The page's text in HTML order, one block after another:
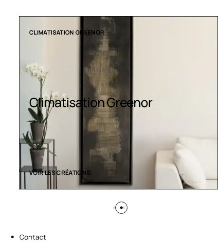
COLLECTION LT
Luminaires LED
VOIR LES CRÉATIONS
Contact